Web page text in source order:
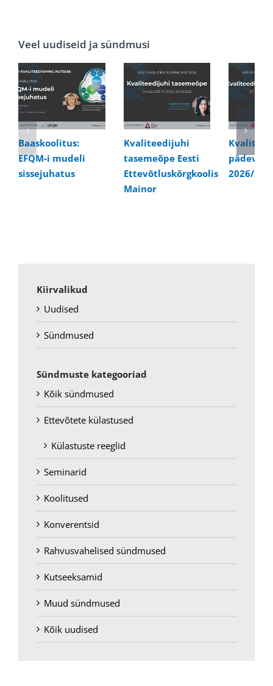
Veel uudiseid ja sündmusi
Baaskoolitus:
EFQM-i mudeli
sissejuhatus
Kvaliteedijuhi
tasemeõpe Eesti
Ettevõtluskõrgkoolis
Mainor
2026/
Kiirvalikud
Uudised
Sündmused
Sündmuste kategooriad
Kõik sündmused
Ettevõtete külastused
Külastuste reeglid
Seminarid
Koolitused
Konverentsid
Rahvusvahelised sündmused
Kutseeksamid
Muud sündmused
Kõik uudised